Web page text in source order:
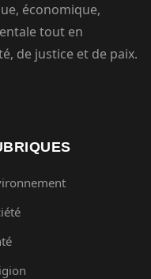
économique,
tout en
de justice et de paix.